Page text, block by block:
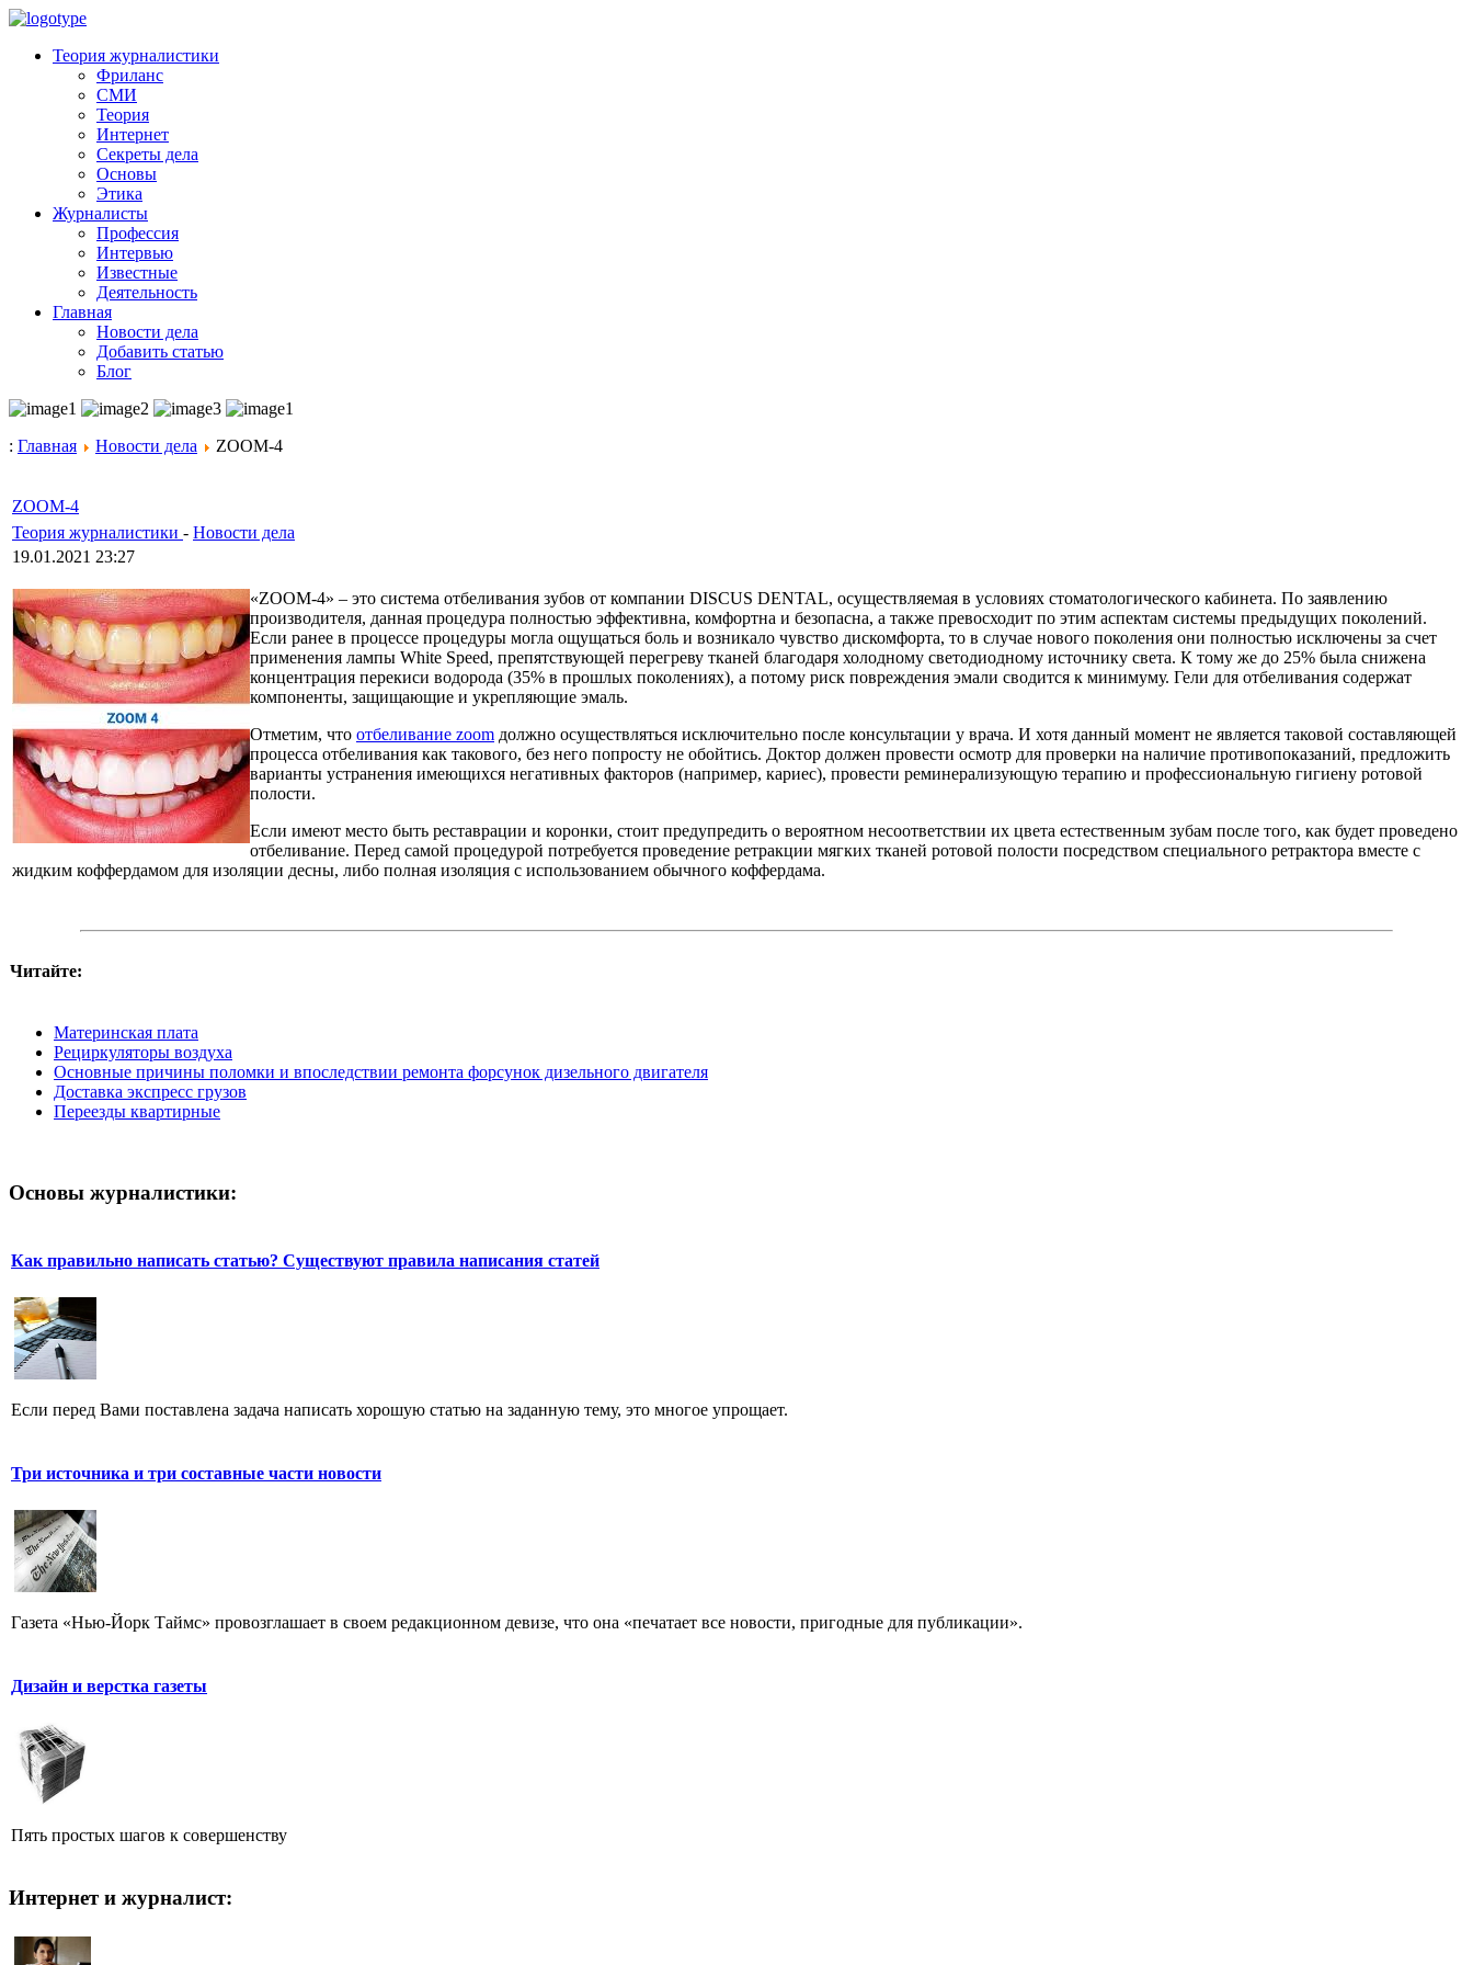
Теория журналистики
Фриланс
СМИ
Теория
Интернет
Секреты дела
Основы
Этика
Журналисты
Профессия
Интервью
Известные
Деятельность
Главная
Новости дела
Добавить статью
Блог
: Главная Новости дела ZOOM-4
ZOOM-4
Теория журналистики - Новости дела
19.01.2021 23:27
«ZOOM-4» – это система отбеливания зубов от компании DISCUS DENTAL, осуществляемая в условиях стоматологического кабинета. По заявлению
производителя, данная процедура полностью эффективна, комфортна и безопасна, а также превосходит по этим аспектам системы предыдущих поколений.
Если ранее в процессе процедуры могла ощущаться боль и возникало чувство дискомфорта, то в случае нового поколения они полностью исключены за счет
применения лампы White Speed, препятствующей перегреву тканей благодаря холодному светодиодному источнику света. К тому же до 25% была снижена
концентрация перекиси водорода (35% в прошлых поколениях), а потому риск повреждения эмали сводится к минимуму. Гели для отбеливания содержат
компоненты, защищающие и укрепляющие эмаль.
Отметим, что отбеливание zoom должно осуществляться исключительно после консультации у врача. И хотя данный момент не является таковой составляющей
процесса отбеливания как такового, без него попросту не обойтись. Доктор должен провести осмотр для проверки на наличие противопоказаний, предложить
варианты устранения имеющихся негативных факторов (например, кариес), провести реминерализующую терапию и профессиональную гигиену ротовой
полости.
Если имеют место быть реставрации и коронки, стоит предупредить о вероятном несоответствии их цвета естественным зубам после того, как будет проведено
отбеливание. Перед самой процедурой потребуется проведение ретракции мягких тканей ротовой полости посредством специального ретрактора вместе с
жидким коффердамом для изоляции десны, либо полная изоляция с использованием обычного коффердама.
Читайте:
Материнская плата
Рециркуляторы воздуха
Основные причины поломки и впоследствии ремонта форсунок дизельного двигателя
Доставка экспресс грузов
Переезды квартирные
Основы журналистики:
Как правильно написать статью? Существуют правила написания статей
Если перед Вами поставлена задача написать хорошую статью на заданную тему, это многое упрощает.
Три источника и три составные части новости
Газета «Нью-Йорк Таймс» провозглашает в своем редакционном девизе, что она «печатает все новости, пригодные для публикации».
Дизайн и верстка газеты
Пять простых шагов к совершенству
Интернет и журналист: